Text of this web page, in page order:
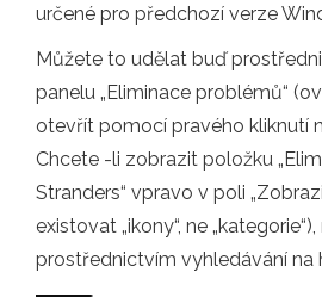
určené pro předchozí verze
Můžete to udělat buď
panelu „Eliminace problémů“
otevřít pomocí pravého kliknutí
Chcete -li zobrazit položku
Stranders“ vpravo v poli
existovat „ikony“, ne
prostřednictvím vyhledávání na